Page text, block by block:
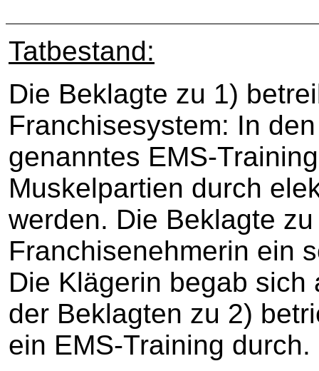
Tatbestand:
Die Beklagte zu 1)
Franchisesystem: In
genanntes EMS-
Muskelpartien durch
werden. Die Beklagte
Franchisenehmerin ein
Die Klägerin begab sich
der Beklagten zu 2)
ein EMS-Training durch.